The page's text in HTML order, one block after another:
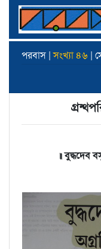
পরবাস |সংখ্যা ৪৬ |
॥ বুদ্ধদেব